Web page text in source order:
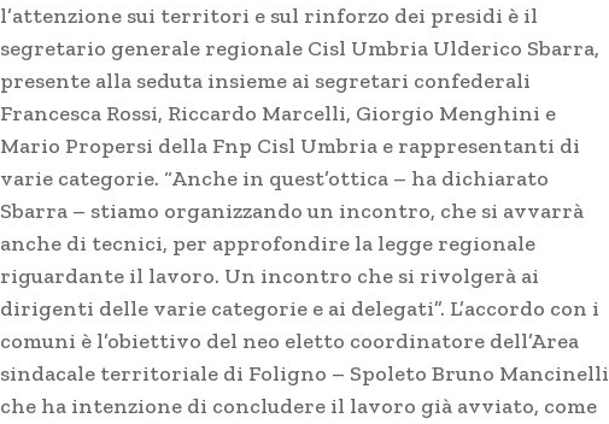
l’attenzione sui territori e sul rinforzo dei presidi è il
segretario generale regionale Cisl Umbria Ulderico Sbarra,
presente alla seduta insieme ai segretari confederali
Francesca Rossi, Riccardo Marcelli, Giorgio Menghini e
Mario Propersi della Fnp Cisl Umbria e rappresentanti di
varie categorie. “Anche in quest’ottica – ha dichiarato
Sbarra – stiamo organizzando un incontro, che si avvarrà
anche di tecnici, per approfondire la legge regionale
riguardante il lavoro. Un incontro che si rivolgerà ai
dirigenti delle varie categorie e ai delegati”. L’accordo con i
comuni è l’obiettivo del neo eletto coordinatore dell’Area
sindacale territoriale di Foligno – Spoleto Bruno Mancinelli
che ha intenzione di concludere il lavoro già avviato, come